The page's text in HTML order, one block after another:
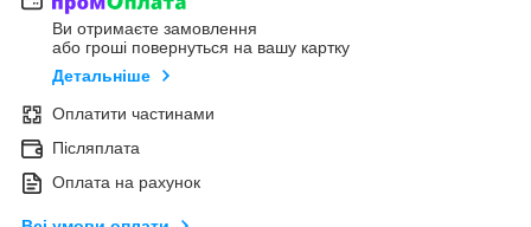
Ви отримаєте замовлення
або гроші повернуться на вашу картку
Детальніше
Оплатити частинами
Післяплата
Оплата на рахунок